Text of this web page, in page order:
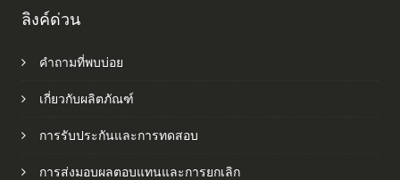
ลิงค์ด่วน
คำถามที่พบบ่อย
เกี่ยวกับผลิตภัณฑ์
การรับประกันและการทดสอบ
การส่งมอบผลตอบแทนและการยกเลิก